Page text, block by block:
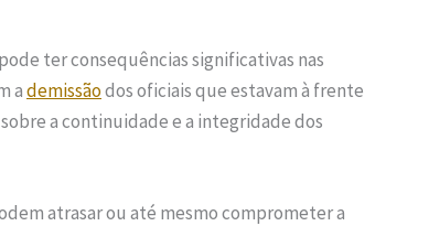
pode ter consequências significativas nas
ademissãodos oficiais que estavam à frente
a continuidade e a integridade dos
atrasar ou até mesmo comprometer a